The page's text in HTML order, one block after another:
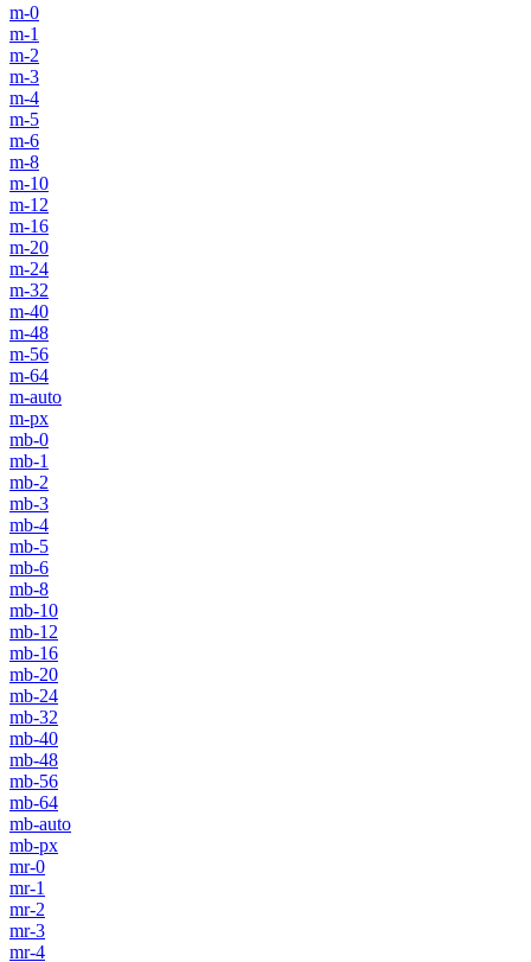
m-0
m-1
m-2
m-3
m-4
m-5
m-6
m-8
m-10
m-12
m-16
m-20
m-24
m-32
m-40
m-48
m-56
m-64
m-auto
m-px
mb-0
mb-1
mb-2
mb-3
mb-4
mb-5
mb-6
mb-8
mb-10
mb-12
mb-16
mb-20
mb-24
mb-32
mb-40
mb-48
mb-56
mb-64
mb-auto
mb-px
mr-0
mr-1
mr-2
mr-3
mr-4